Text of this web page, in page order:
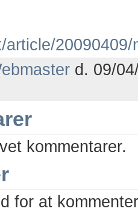
article/
d. 09/
kommentarer.
for at